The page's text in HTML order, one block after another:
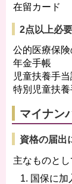
在留
2点以上必
公的医療保
年金手帳
児童扶養手
特別児童
マイナン
資格の届出
主なものとし
国保に加